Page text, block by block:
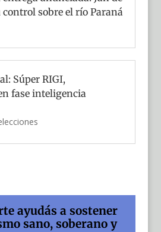
sobre el río Paraná
Súper RIGI,
fase inteligencia
ayudás a sostener
sano, soberano y